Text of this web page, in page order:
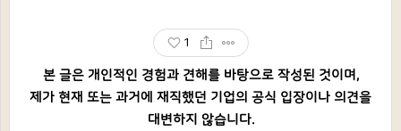
1
본 글은 개인적인 경험과 견해를 바탕으로 작성된 것이며,
제가 현재 또는 과거에 재직했던 기업의 공식 입장이나 의견을
대변하지 않습니다.